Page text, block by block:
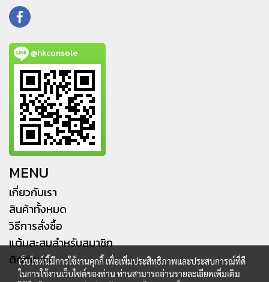
@hkconsole
MENU
เกี่ยวกับเรา
สินค้าทั้งหมด
วิธีการสั่งซื้อ
แต้มสะสมสำหรับสมาชิก
ติดต่อเรา
เว็บไซต์นี้มีการใช้งานคุกกี้ เพื่อเพิ่มประสิทธิภาพและประสบการณ์ที่ดี
ในการใช้งานเว็บไซต์ของท่าน ท่านสามารถอ่านรายละเอียดเพิ่มเติม